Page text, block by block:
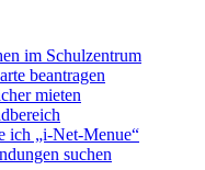
im Schulzentrum
beantragen
mieten
ich „i-Net-Menue“
suchen